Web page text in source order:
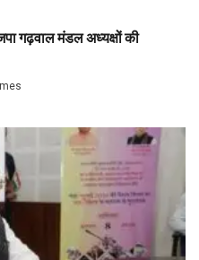
गढ़वाल मंडल अध्यक्षों की